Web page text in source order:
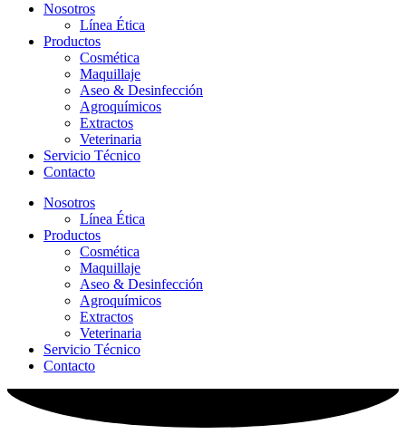
Nosotros
Línea Ética
Productos
Cosmética
Maquillaje
Aseo & Desinfección
Agroquímicos
Extractos
Veterinaria
Servicio Técnico
Contacto
Nosotros
Línea Ética
Productos
Cosmética
Maquillaje
Aseo & Desinfección
Agroquímicos
Extractos
Veterinaria
Servicio Técnico
Contacto